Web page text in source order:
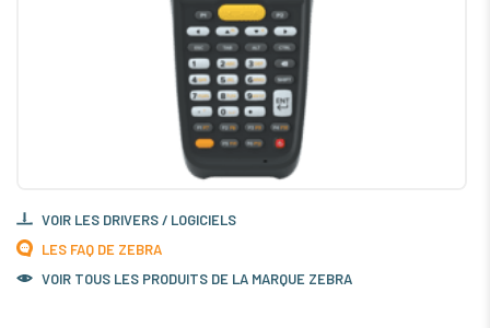
VOIR LES DRIVERS / LOGICIELS
LES FAQ DE ZEBRA
VOIR TOUS LES PRODUITS DE LA MARQUE ZEBRA